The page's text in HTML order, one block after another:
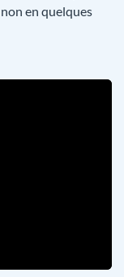
en quelques